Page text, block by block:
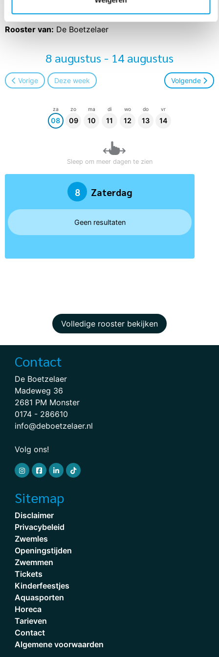
2,5 jr - 4 jrterecht?
Rooster van: De Boetzelaer
8 augustus - 14 augustus
Vorige Deze week Volgende
za
08
zo
09
ma
10
di
11
wo
12
do
13
vr
14
Sleep om meer dagen te zien
8 Zaterdag
Geen resultaten
Volledige rooster bekijken
Contact
De Boetzelaer
Madeweg 36
2681 PM Monster
0174 - 286610
info@deboetzelaer.nl
Volg ons!
Sitemap
Disclaimer
Privacybeleid
Zwemles
Openingstijden
Zwemmen
Tickets
Kinderfeestjes
Aquasporten
Horeca
Tarieven
Contact
Algemene voorwaarden